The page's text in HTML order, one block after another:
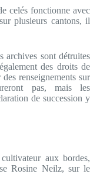
celés fonctionne avec
plusieurs cantons, il
archives sont détruites
des droits de
renseignements sur
pas, mais les
de succession y
aux bordes,
Rosine Neilz, sur le